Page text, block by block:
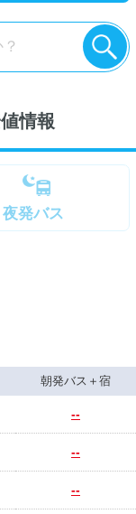
情報
夜発バス
朝発バス＋宿
--
--
--